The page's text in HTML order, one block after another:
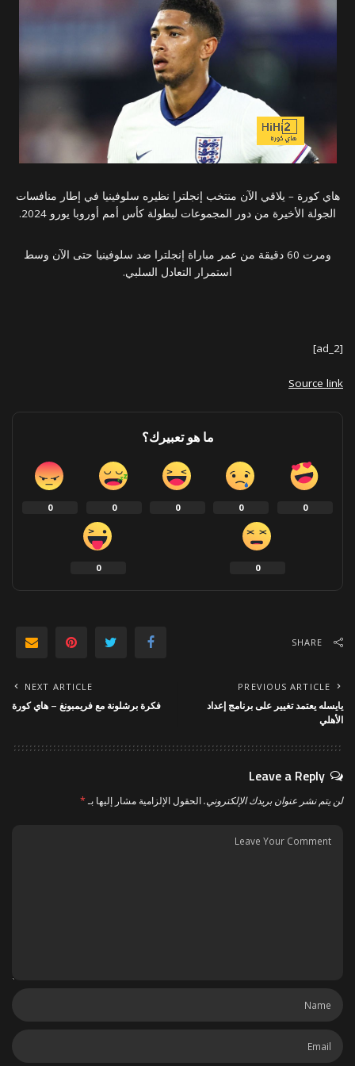
هاي كورة – يلاقي الآن منتخب إنجلترا نظيره سلوفينيا في إطار منافسات
الجولة الأخيرة من دور المجموعات لبطولة كأس أمم أوروبا يورو 2024.
ومرت 60 دقيقة من عمر مباراة إنجلترا ضد سلوفينيا حتى الآن وسط
استمرار التعادل السلبي.
[ad_2]
Source link
ما هو تعبيرك؟
0
0
0
0
0
0
0
SHARE
PREVIOUS ARTICLE
يايسله يعتمد تغيير على برنامج إعداد
الأهلي
NEXT ARTICLE
فكرة برشلونة مع فريمبونغ – هاي كورة
Leave a Reply
لن يتم نشر عنوان بريدك الإلكتروني.الحقول الإلزامية مشار إليها بـ*